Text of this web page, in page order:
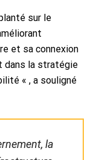
sur le
et sa connexion
dans la stratégie
« , a souligné
la